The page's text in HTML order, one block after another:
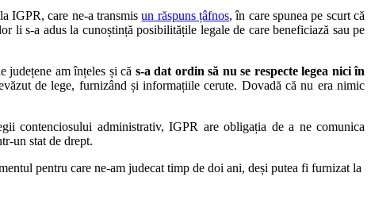
IGPR, care ne-a transmisun răspuns țâfnos, în care spunea pe scurt că
li s-a adus la cunoștință posibilitățile legale de care beneficiază sau pe
județene am înțeles și că s-a dat ordin să nu se respecte legea nici în
de lege, furnizând și informațiile cerute. Dovadă că nu era nimic
contenciosului administrativ, IGPR are obligația de a ne comunica
un stat de drept.
pentru care ne-am judecat timp de doi ani, deși putea fi furnizat la